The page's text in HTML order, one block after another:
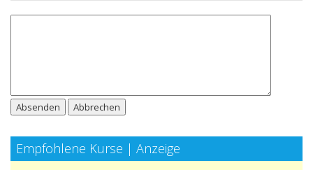
Absenden Abbrechen
Empfohlene Kurse | Anzeige